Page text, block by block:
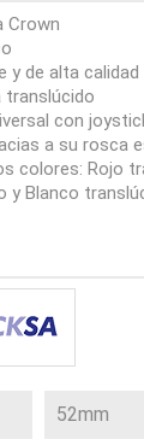
Crown
y de alta calidad
translúcido
con
a su rosca
colores: Rojo
y Blanco
52mm